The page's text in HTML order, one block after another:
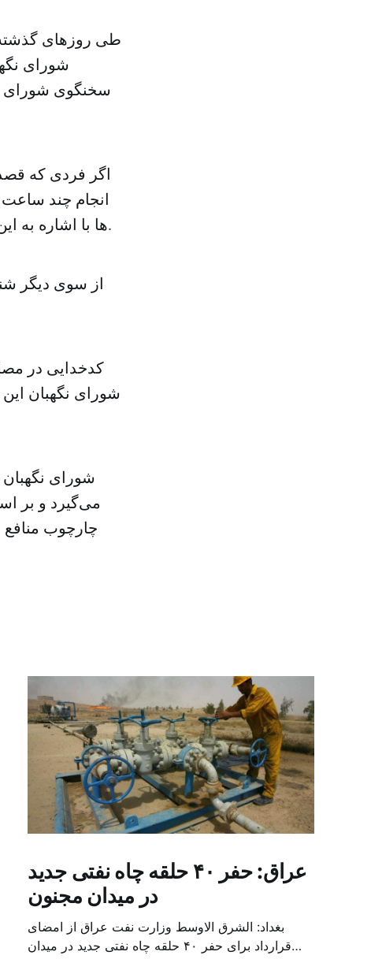
طی روزهای گذشته
شورای
سخنگوی شورای
انجام چند
ها با اشاره به این سخنان پیش بینی کرده بودند که هاشمی در آستانه رد صلاحیت است.
از سوی دیگر
کدخدایی در
شورای نگهبان
می‌گیرد و بر
چارچوب
عراق: حفر ۴۰ حلقه چاه نفتی جدید
در میدان مجنون
بغداد: الشرق الاوسط وزارت نفت عراق از امضای
قرارداد برای حفر ۴۰ حلقه چاه نفتی جدید در میدان